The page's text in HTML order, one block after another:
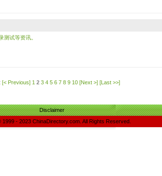
试等资讯。
[< Previous] 1 2 3 4 5 6 7 8 9 10 [Next >] [Last >>]
Disclaimer
- 2023 ChinaDirectory.com. All Rights Reserved.